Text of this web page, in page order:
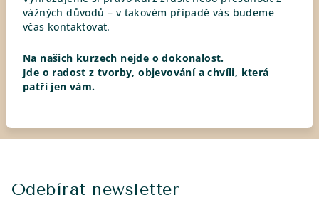
vážných důvodů – v takovém případě vás budeme
včas kontaktovat.
Na našich kurzech nejde o dokonalost.
Jde o radost z tvorby, objevování a chvíli, která
patří jen vám.
Odebírat newsletter